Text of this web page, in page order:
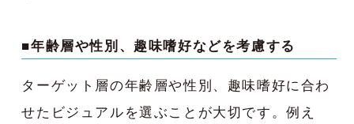
■年齢層や性別、趣味嗜好などを考慮する
ターゲット層の年齢層や性別、趣味嗜好に合わ
せたビジュアルを選ぶことが大切です。例え